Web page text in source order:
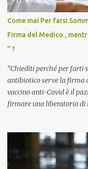
Come mai Per farsi
Firma del Medico ,
” ?
“Chiediti perché per farti
antibiotico serve la firma
vaccino anti-Covid è il
firmare una liberatoria di
pandemia. Un
ancora il coraggio di
anti-Covid, un pro-